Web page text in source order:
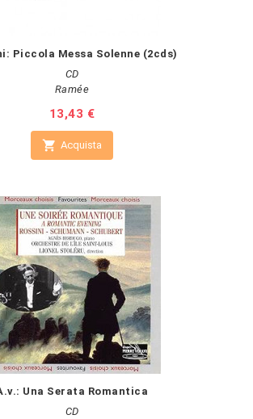
Piccola Messa Solenne (2cds)
CD
Ramée
Prezzo
13,43 €
 Acquista
Una Serata Romantica
CD